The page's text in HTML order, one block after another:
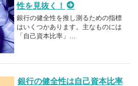
性を見抜く！
銀行の健全性を推し測るための指標
はいくつかあります。主なものには
「自己資本比率」…
銀行の健全性は自己資本比率